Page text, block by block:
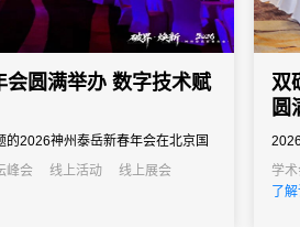
圆满举办 数字技术赋
的2026神州泰岳新春年会在北京国
的1600余名泰岳人齐聚一堂，回望
略新征程，以"破认知之界、破人效
峰会 线上活动
线上展会
双
圆
举
学
了